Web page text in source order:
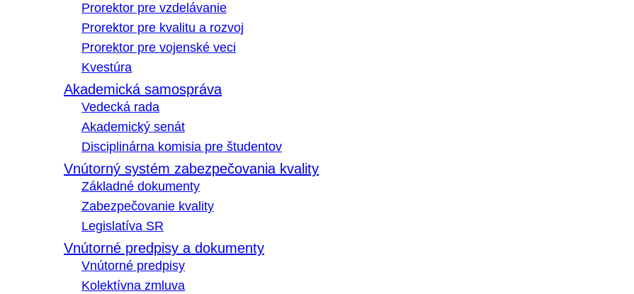
Prorektor pre vzdelávanie
Prorektor pre kvalitu a rozvoj
Prorektor pre vojenské veci
Kvestúra
Akademická samospráva
Vedecká rada
Akademický senát
Disciplinárna komisia pre študentov
Vnútorný systém zabezpečovania kvality
Základné dokumenty
Zabezpečovanie kvality
Legislatíva SR
Vnútorné predpisy a dokumenty
Vnútorné predpisy
Kolektívna zmluva